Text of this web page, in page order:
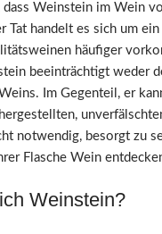
dass Weinstein im Wein
Tat handelt es sich um
häufiger
beeinträchtigt weder
Im Gegenteil, er
notwendig, besorgt zu
Flasche Wein
Weinstein?